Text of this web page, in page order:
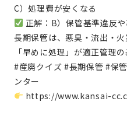
C）処理費が安くなる
正解：B）保管基準違反や
長期保管は、悪臭・流出・火
「早めに処理」が適正管理
#産廃クイズ #長期保管 #保
ンター
https://www.kansai-